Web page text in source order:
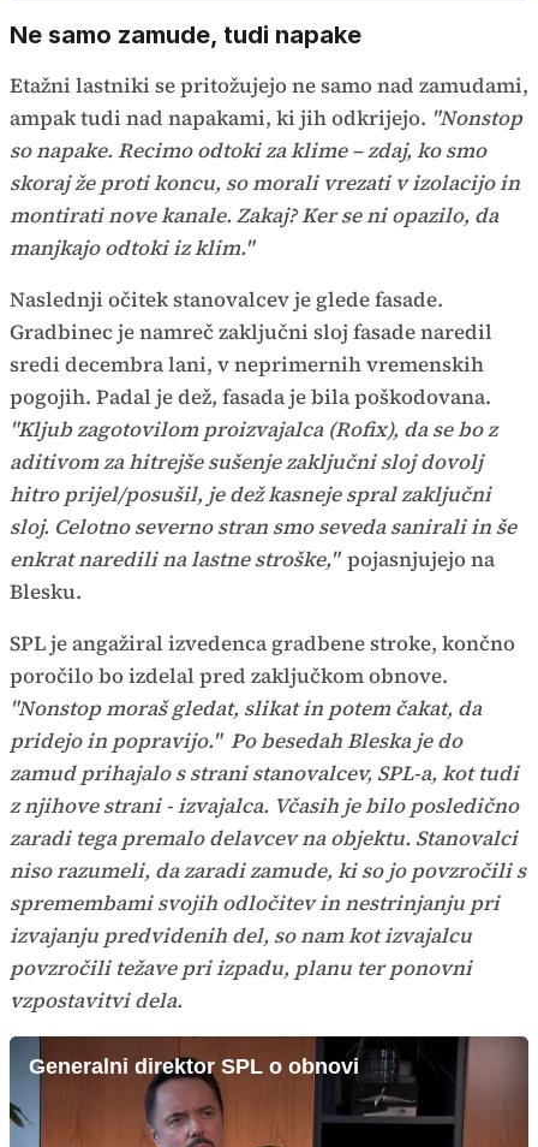
Ne samo zamude, tudi napake
Etažni lastniki se pritožujejo ne samo nad zamudami,
ampak tudi nad napakami, ki jih odkrijejo. "Nonstop
so napake. Recimo odtoki za klime – zdaj, ko smo
skoraj že proti koncu, so morali vrezati v izolacijo in
montirati nove kanale. Zakaj? Ker se ni opazilo, da
manjkajo odtoki iz klim."
Naslednji očitek stanovalcev je glede fasade.
Gradbinec je namreč zaključni sloj fasade naredil
sredi decembra lani, v neprimernih vremenskih
pogojih. Padal je dež, fasada je bila poškodovana.
"Kljub zagotovilom proizvajalca (Rofix), da se bo z
aditivom za hitrejše sušenje zaključni sloj dovolj
hitro prijel/posušil, je dež kasneje spral zaključni
sloj. Celotno severno stran smo seveda sanirali in še
enkrat naredili na lastne stroške," pojasnjujejo na
Blesku.
SPL je angažiral izvedenca gradbene stroke, končno
poročilo bo izdelal pred zaključkom obnove.
"Nonstop moraš gledat, slikat in potem čakat, da
pridejo in popravijo." Po besedah Bleska je do
zamud prihajalo s strani stanovalcev, SPL-a, kot tudi
z njihove strani - izvajalca. Včasih je bilo posledično
zaradi tega premalo delavcev na objektu. Stanovalci
niso razumeli, da zaradi zamude, ki so jo povzročili s
spremembami svojih odločitev in nestrinjanju pri
izvajanju predvidenih del, so nam kot izvajalcu
povzročili težave pri izpadu, planu ter ponovni
vzpostavitvi dela.
Generalni direktor SPL o obnovi